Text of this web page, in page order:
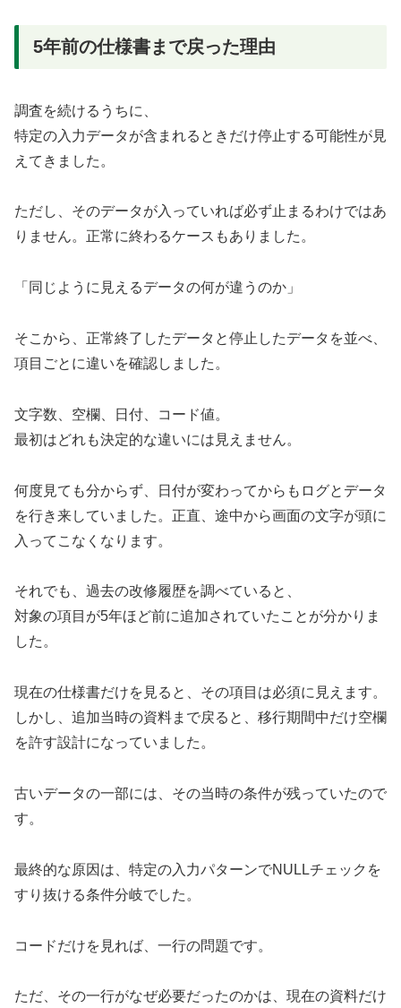
5年前の仕様書まで戻った理由
調査を続けるうちに、
特定の入力データが含まれるときだけ停止する可能性が見
えてきました。
ただし、そのデータが入っていれば必ず止まるわけではあ
りません。正常に終わるケースもありました。
「同じように見えるデータの何が違うのか」
そこから、正常終了したデータと停止したデータを並べ、
項目ごとに違いを確認しました。
文字数、空欄、日付、コード値。
最初はどれも決定的な違いには見えません。
何度見ても分からず、日付が変わってからもログとデータ
を行き来していました。正直、途中から画面の文字が頭に
入ってこなくなります。
それでも、過去の改修履歴を調べていると、
対象の項目が5年ほど前に追加されていたことが分かりま
した。
現在の仕様書だけを見ると、その項目は必須に見えます。
しかし、追加当時の資料まで戻ると、移行期間中だけ空欄
を許す設計になっていました。
古いデータの一部には、その当時の条件が残っていたので
す。
最終的な原因は、特定の入力パターンでNULLチェックを
すり抜ける条件分岐でした。
コードだけを見れば、一行の問題です。
ただ、その一行がなぜ必要だったのかは、現在の資料だけ